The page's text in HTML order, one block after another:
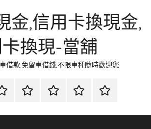
金,信用卡換現金,
換現-當舖
借款,免留車借錢,不限車種隨時歡迎您
網
資
流
時
環
清
聯
徵